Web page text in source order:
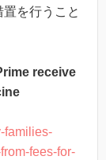
を行うこと
receive
families-
fees-for-